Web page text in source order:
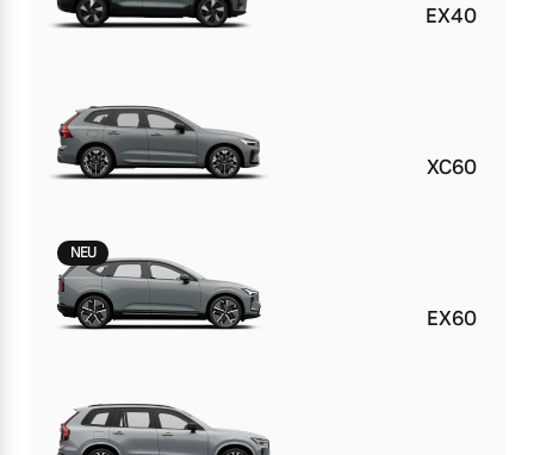
EX40
XC60
NEU
EX60